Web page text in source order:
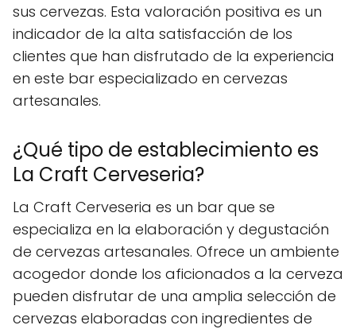
sus cervezas. Esta valoración positiva es un
indicador de la alta satisfacción de los
clientes que han disfrutado de la experiencia
en este bar especializado en cervezas
artesanales.
¿Qué tipo de establecimiento es
La Craft Cerveseria?
La Craft Cerveseria es un bar que se
especializa en la elaboración y degustación
de cervezas artesanales. Ofrece un ambiente
acogedor donde los aficionados a la cerveza
pueden disfrutar de una amplia selección de
cervezas elaboradas con ingredientes de